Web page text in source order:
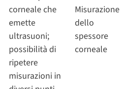
corneale che
emette
ultrasuoni;
possibilità di
ripetere
misurazioni in
Misurazione
dello
spessore
corneale